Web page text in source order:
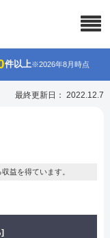
件以上※2026年8月時点
最終更新日： 2022.12.7
益を得ています。
]